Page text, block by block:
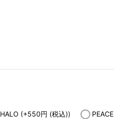
(+550円 (税込)) PEACE